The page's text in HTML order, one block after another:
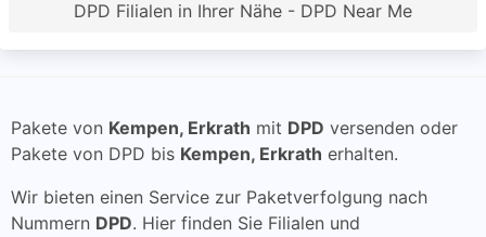
DPD Filialen in Ihrer Nähe - DPD Near Me
Pakete von Kempen, Erkrath mit DPD versenden oder
Pakete von DPD bis Kempen, Erkrath erhalten.
Wir bieten einen Service zur Paketverfolgung nach
Nummern DPD. Hier finden Sie Filialen und